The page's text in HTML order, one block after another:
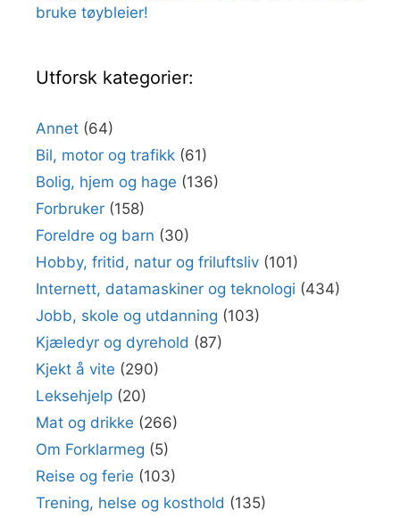
bruke tøybleier!
Utforsk kategorier:
Annet (64)
Bil, motor og trafikk (61)
Bolig, hjem og hage (136)
Forbruker (158)
Foreldre og barn (30)
Hobby, fritid, natur og friluftsliv (101)
Internett, datamaskiner og teknologi (434)
Jobb, skole og utdanning (103)
Kjæledyr og dyrehold (87)
Kjekt å vite (290)
Leksehjelp (20)
Mat og drikke (266)
Om Forklarmeg (5)
Reise og ferie (103)
Trening, helse og kosthold (135)